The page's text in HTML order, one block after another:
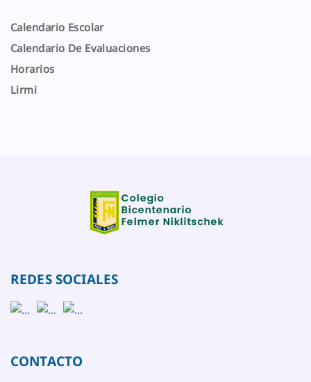
Calendario Escolar
Calendario De Evaluaciones
Horarios
Lirmi
REDES SOCIALES
CONTACTO